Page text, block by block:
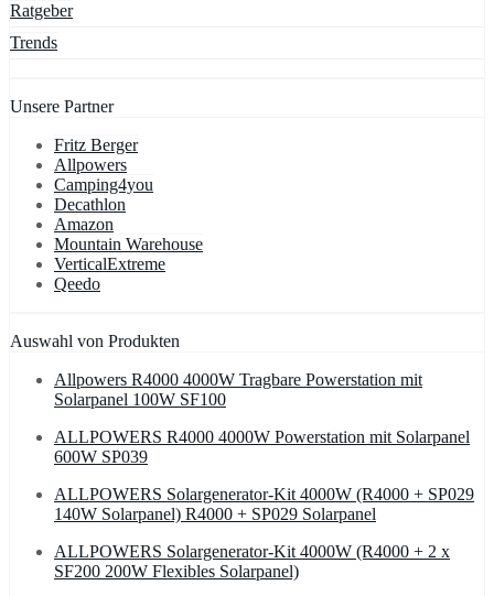
Ratgeber
Trends
Unsere Partner
Fritz Berger
Allpowers
Camping4you
Decathlon
Amazon
Mountain Warehouse
VerticalExtreme
Qeedo
Auswahl von Produkten
Allpowers R4000 4000W Tragbare Powerstation mit
Solarpanel 100W SF100
ALLPOWERS R4000 4000W Powerstation mit Solarpanel
600W SP039
ALLPOWERS Solargenerator-Kit 4000W (R4000 + SP029
140W Solarpanel) R4000 + SP029 Solarpanel
ALLPOWERS Solargenerator-Kit 4000W (R4000 + 2 x
SF200 200W Flexibles Solarpanel)